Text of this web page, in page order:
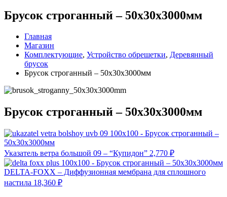
Брусок строганный – 50x30x3000мм
Главная
Магазин
Комплектующие, Устройство обрешетки, Деревянный
брусок
Брусок строганный – 50x30x3000мм
Брусок строганный – 50x30x3000мм
Указатель ветра большой 09 – “Купидон” 2,770 ₽
DELTA-FOXX – Диффузионная мембрана для сплошного
настила 18,360 ₽